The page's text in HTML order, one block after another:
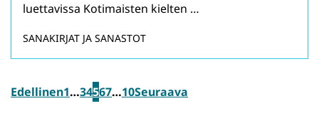
luettavissa Kotimaisten kielten …
SANAKIRJAT JA SANASTOT
Edellinen1…34567…10Seuraava